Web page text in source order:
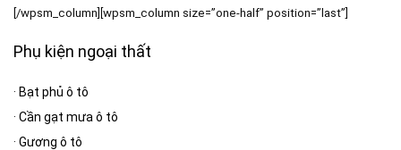
[/wpsm_column][wpsm_column size=”one-half” position=”last”]
Phụ kiện ngoại thất
· Bạt phủ ô tô
· Cần gạt mưa ô tô
· Gương ô tô